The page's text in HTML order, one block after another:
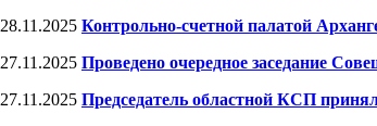
28.11.2025 Контрольно-счетной палатой
27.11.2025 Проведено очередное заседание
27.11.2025 Председатель областной КСП